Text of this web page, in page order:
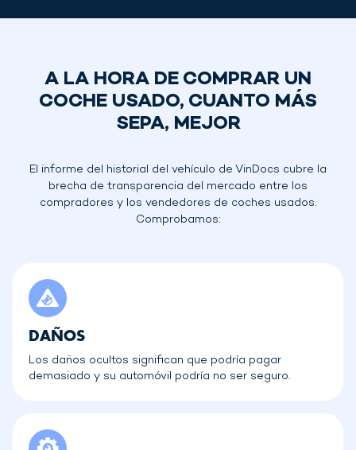
A LA HORA DE COMPRAR UN
COCHE USADO, CUANTO MÁS
SEPA, MEJOR
El informe del historial del vehículo de VinDocs cubre la
brecha de transparencia del mercado entre los
compradores y los vendedores de coches usados.
Comprobamos:
DAÑOS
Los daños ocultos significan que podría pagar
demasiado y su automóvil podría no ser seguro.